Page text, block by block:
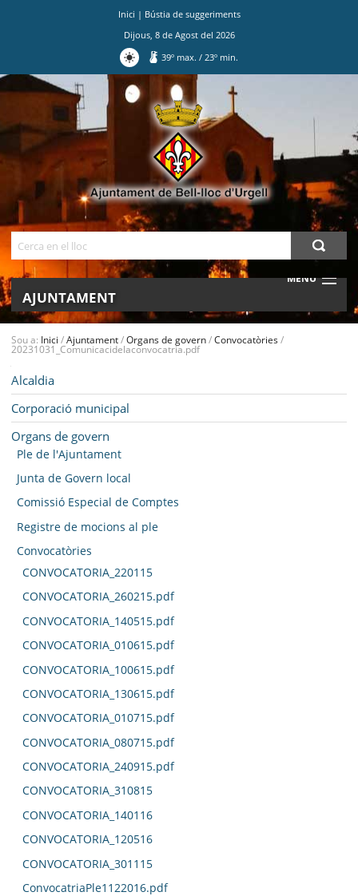
Inici | Bústia de suggeriments
Dijous, 8de Agostdel 2026
39º max./ 23º min.
MENU
AJUNTAMENT
BELL-LLOC SOLUCIONA
Sou a: Inici /Ajuntament/Organs de govern/Convocatòries/
20231031_Comunicacidelaconvocatria.pdf
Alcaldia
Corporació municipal
Organs de govern
Ple de l'Ajuntament
Junta de Govern local
Comissió Especial de Comptes
Registre de mocions al ple
Convocatòries
CONVOCATORIA_220115
CONVOCATORIA_260215.pdf
CONVOCATORIA_140515.pdf
CONVOCATORIA_010615.pdf
CONVOCATORIA_100615.pdf
CONVOCATORIA_130615.pdf
CONVOCATORIA_010715.pdf
CONVOCATORIA_080715.pdf
CONVOCATORIA_240915.pdf
CONVOCATORIA_310815
CONVOCATORIA_140116
CONVOCATORIA_120516
CONVOCATORIA_301115
ConvocatriaPle1122016.pdf